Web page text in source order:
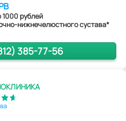
1000 рублей
нижнечелюстного сустава*
385-77-56